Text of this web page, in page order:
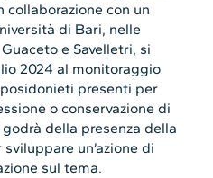
collaborazione con un
di Bari, nelle
e Savelletri, si
2024 al monitoraggio
presenti per
o conservazione di
della presenza della
un’azione di
sul tema.